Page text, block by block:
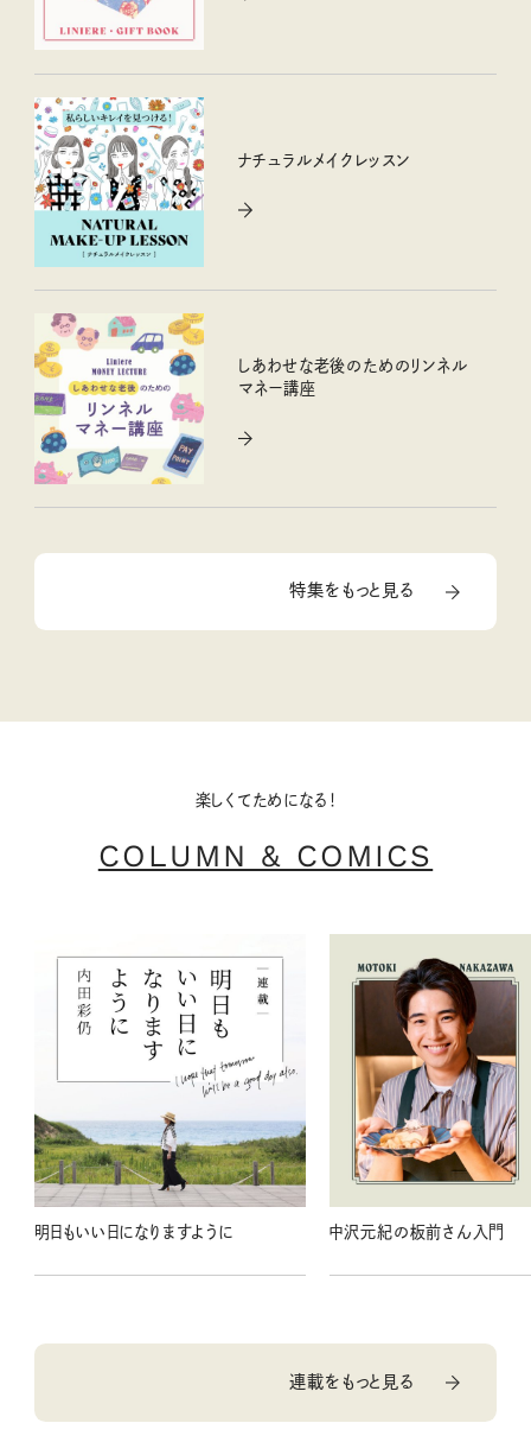
ナチュラルメイクレッスン
しあわせな老後のためのリンネル
マネー講座
特集をもっと見る
楽しくてためになる！
COLUMN & COMICS
明日もいい日になりますように 中沢元紀の板前さん入門
連載をもっと見る